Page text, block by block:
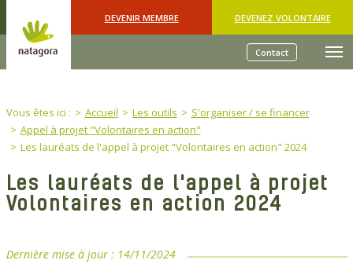
DEVENIR MEMBRE DEVENEZ VOLONTAIRE
Contact
You are here:
Vous êtes ici : Accueil Les outils
S'organiser / se financer
Appel à projet "Volontaires en action"
Les lauréats de l'appel à projet "Volontaires en action" 2024
Les lauréats de l'appel à projet
Volontaires en action 2024
Dernière mise à jour : 14/11/2024